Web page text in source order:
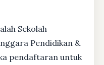
Sekolah
Pendidikan &
pendaftaran untuk